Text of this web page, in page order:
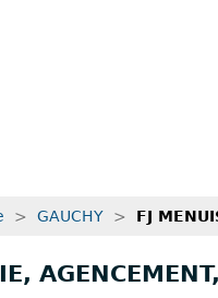
> GAUCHY > FJ